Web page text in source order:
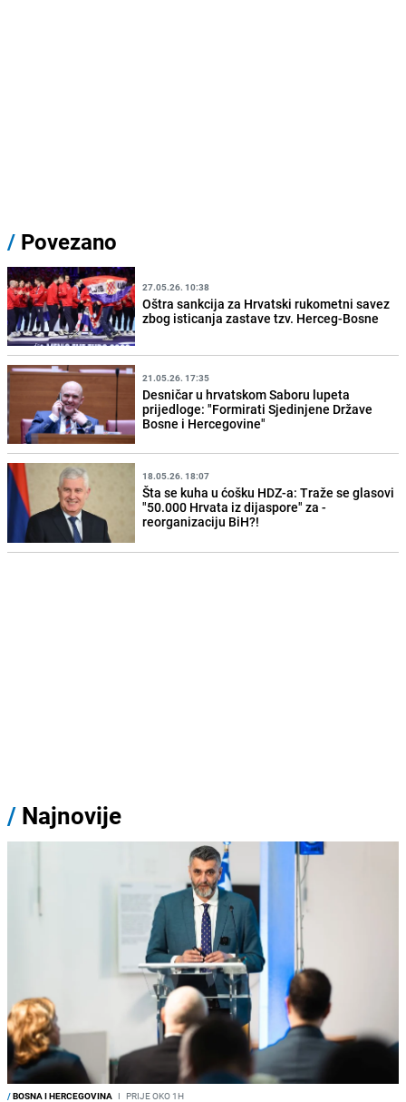
/ Povezano
27.05.26. 10:38
Oštra sankcija za Hrvatski rukometni savez
zbog isticanja zastave tzv. Herceg-Bosne
21.05.26. 17:35
Desničar u hrvatskom Saboru lupeta
prijedloge: "Formirati Sjedinjene Države
Bosne i Hercegovine"
18.05.26. 18:07
Šta se kuha u ćošku HDZ-a: Traže se glasovi
"50.000 Hrvata iz dijaspore" za -
reorganizaciju BiH?!
/ Najnovije
/BOSNA I HERCEGOVINA I PRIJE OKO 1H